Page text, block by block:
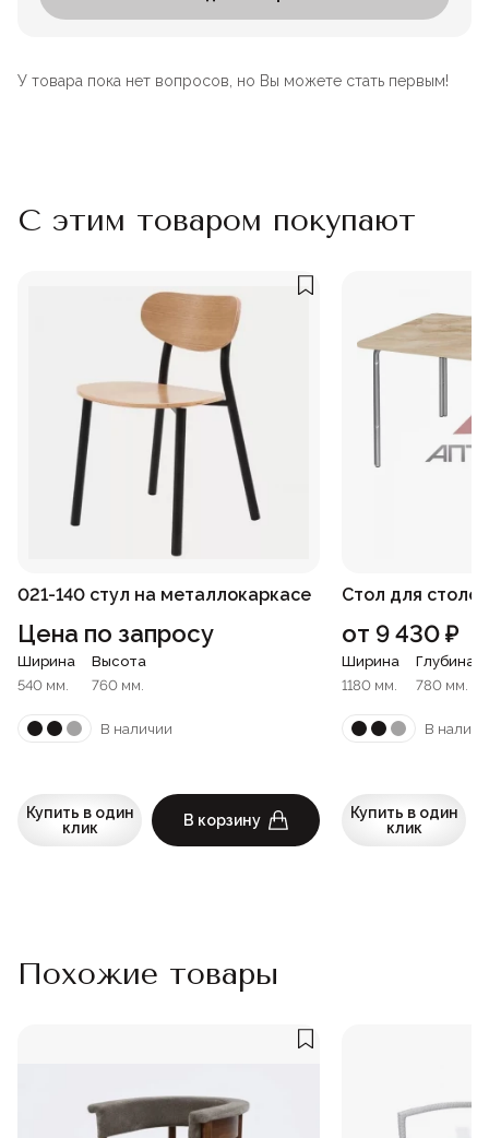
У товара пока нет вопросов, но Вы можете стать первым!
С этим товаром покупают
021-140 стул на металлокаркасе
Цена по запросу
Ширина
540 мм.
Высота
760 мм.
В наличии
Купить в один
клик
В корзину
Стол для
от 9 430₽
Ширина
1180 мм.
Глубина
780 мм.
В
Купить в один
клик
Похожие товары